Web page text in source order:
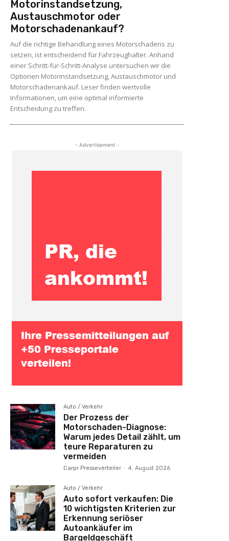
Motorinstandsetzung,
Austauschmotor oder
Motorschadenankauf?
Auf die richtige Behandlung eines Motorschadens zu
setzen, ist entscheidend für Fahrzeughalter. Anhand
einer Schritt-für-Schritt-Analyse untersuchen wir die
Optionen Motorinstandsetzung, Austauschmotor und
Motorschadenankauf. Leser finden wertvolle
Informationen, um eine optimal informierte
Entscheidung zu treffen.
- Advertisement -
Auto / Verkehr
Der Prozess der
Motorschaden-Diagnose:
Warum jedes Detail zählt, um
teure Reparaturen zu
vermeiden
Carpr Presseverteiler - 4. August 2026
Auto / Verkehr
Auto sofort verkaufen: Die
10 wichtigsten Kriterien zur
Erkennung seriöser
Autoankäufer im
Bargeldgeschäft